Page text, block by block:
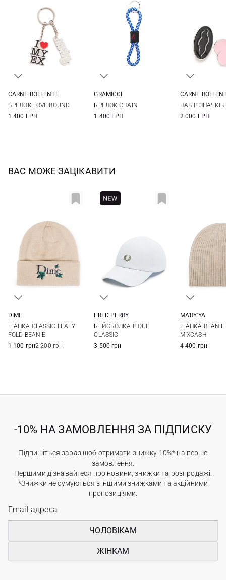
CARNE BOLLENTE
БРЕЛОК LOVE BOUND
1 400 ГРН
GRAMICCI
БРЕЛОК CHAIN
1 400 ГРН
CARNE
НАБІР ЗНАЧКІВ
2 000 ГРН
ВАС МОЖЕ ЗАЦІКАВИТИ
DIME
ШАПКА CLASSIC LEAFY
FOLD BEANIE
1 100 грн2 200 грн
FRED PERRY
БЕЙСБОЛКА PIQUE
CLASSIC
3 500 грн
MA'RY'YA
ШАПКА BEANIE
MIXCASH
4 400 грн
-10% НА ЗАМОВЛЕННЯ ЗА ПІДПИСКУ
Підпишіться зараз щоб отримати знижку 10%* на перше
замовлення.
Першими дізнавайтеся про новини, знижки та розпродажі.
*Знижки не сумуються з іншими знижками та акційними
пропозиціями.
ЧОЛОВІКАМ
ЖІНКАМ